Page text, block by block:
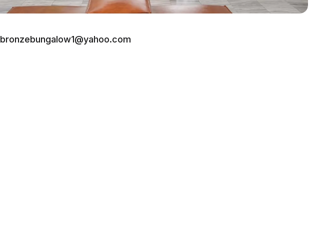
bronzebungalow1@yahoo.com